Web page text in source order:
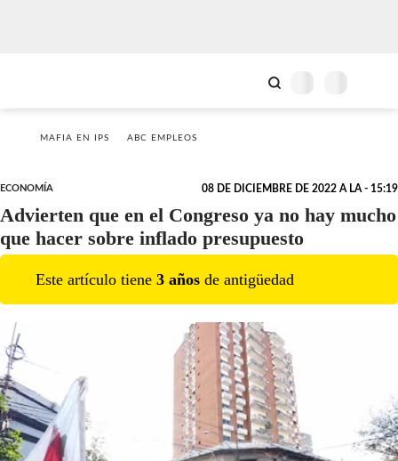
MAFIA EN IPS ABC EMPLEOS
ECONOMÍA 08 DE DICIEMBRE DE 2022 A LA - 15:19
Advierten que en el Congreso ya no hay mucho
que hacer sobre inflado presupuesto
Este artículo tiene 3 años de antigüedad